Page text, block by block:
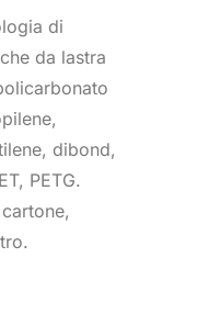
di
da lastra
dibond,
PETG.